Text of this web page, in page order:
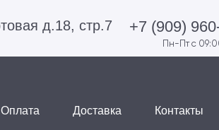
д.18, стр.7 +7 (909)
Пн-Пт с
Оплата Доставка Контакты